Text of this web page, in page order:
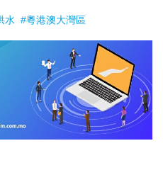
水 #粵港澳大灣區